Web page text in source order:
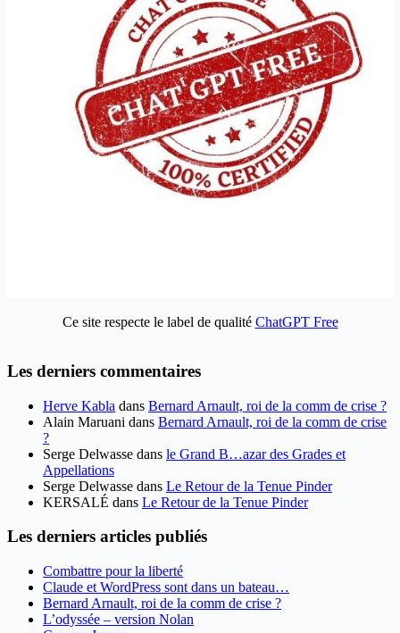
Ce site respecte le label de qualité ChatGPT Free
Les derniers commentaires
Herve Kabla dans Bernard Arnault, roi de la comm de crise ?
Alain Maruani dans Bernard Arnault, roi de la comm de crise
?
Serge Delwasse dans le Grand B…azar des Grades et
Appellations
Serge Delwasse dans Le Retour de la Tenue Pinder
KERSALÉ dans Le Retour de la Tenue Pinder
Les derniers articles publiés
Combattre pour la liberté
Claude et WordPress sont dans un bateau…
Bernard Arnault, roi de la comm de crise ?
L’odyssée – version Nolan